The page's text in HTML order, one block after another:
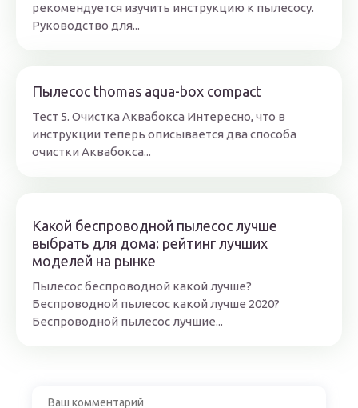
рекомендуется изучить инструкцию к пылесосу.
Руководство для...
Пылесос thomas aqua-box compact
Тест 5. Очистка Аквабокса Интересно, что в
инструкции теперь описывается два способа
очистки Аквабокса...
Какой беспроводной пылесос лучше
выбрать для дома: рейтинг лучших
моделей на рынке
Пылесос беспроводной какой лучше?
Беспроводной пылесос какой лучше 2020?
Беспроводной пылесос лучшие...